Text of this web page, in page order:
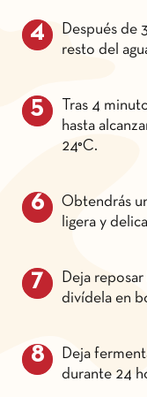
Después de
resto del
Tras 4
hasta
24°C.
Obtendrás
ligera y
Deja
divídela en
Deja
durante 24